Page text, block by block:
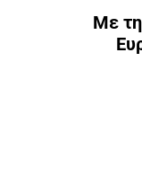
Με